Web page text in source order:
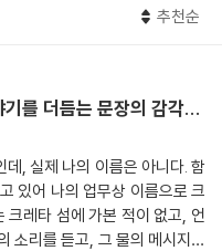
막 생겨난 진흙탕처럼 아직 젊
용지를 내밀었다. 그는 그것을
말을 했는가」
피소드들이 곳곳에 숨겨져 있
파고들 때 판타지가 시작된
주인공들과 그의 주변은 애
비일상의 침입으로 해체된 일상
을 파헤치는 작업은 하나의 실
다. 하루키가 다른 작품들을
지만 아름다운 상실의 달콤한
추천순
를 더듬는 문장의 감각...
데, 실제 나의 이름은 아니다. 함
상 이름으로 크
크레타 섬에 가본 적이 없고, 언